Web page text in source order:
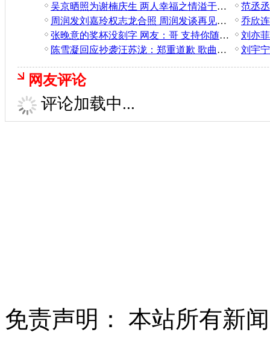
吴京晒照为谢楠庆生 两人幸福之情溢于言表
周润发刘嘉玲权志龙合照 周润发谈再见权志龙
张晚意的奖杯没刻字 网友：哥 支持你随意写
刘亦
陈雪凝回应抄袭汪苏泷：郑重道歉 歌曲不会上线
网友评论
评论加载中...
免责声明： 本站所有新